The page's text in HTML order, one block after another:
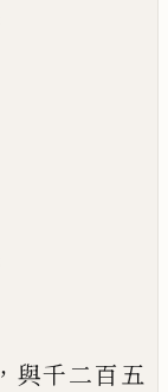
， 與千二百五